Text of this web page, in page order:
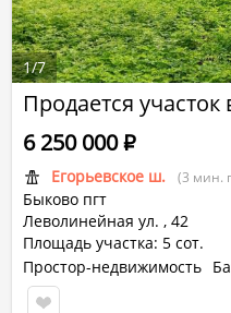
Продается участок
Егорьевское ш. (3 мин.
Быково пгт
Леволинейная ул. , 42
Площадь участка: 5 сот.
6 250 000Р
Простор-недвижимость
1/7